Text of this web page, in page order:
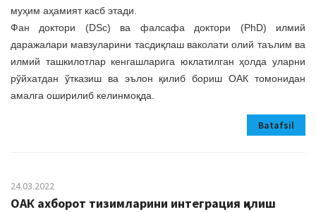
муҳим аҳамият касб этади.
Фан доктори (DSc) ва фалсафа доктори (PhD) илмий
даражалари мавзуларини тасдиқлаш ваколати олий таълим ва
илмий ташкилотлар кенгашларига юклатилган ҳолда уларни
рўйхатдан ўтказиш ва эълон қилиб бориш ОАК томонидан
амалга оширилиб келинмоқда.
Batafsil
24.03.2022
ОАК ахборот тизимларини интеграция қилиш